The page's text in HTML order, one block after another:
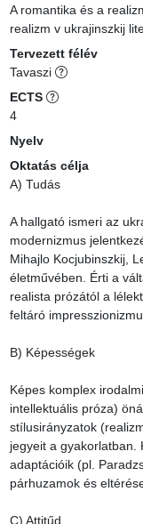
A romantika és a
realizm v ukrajinszkij
Tervezett félév
Tavaszi
ECTS
4
Nyelv
Oktatás célja
A) Tudás
A hallgató ismeri az
modernizmus
Mihajlo Kocjubinszkij,
életművében. Érti a
realista prózától a
feltáró
B) Képességek
Képes komplex
intellektuális próza)
stílusirányzatok
jegyeit a gyakorlatban.
adaptációik (pl.
párhuzamok és
C) Attitűd